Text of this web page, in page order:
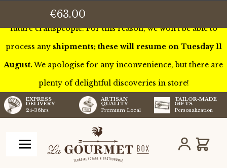
This week we’ll be touring France to meet some of our
future craftspeople. For this reason, we won’t be able to
process any shipments; these will resume on Tuesday 11
August.We apologise for any inconvenience, but there are
plenty of delightful discoveries in store!
EXPRESS
DELIVERY
24-36hrs
ARTISAN
QUALITY
Premium Local
TAILOR-MADE
GIFTS
Personalization
Cart
€63.00